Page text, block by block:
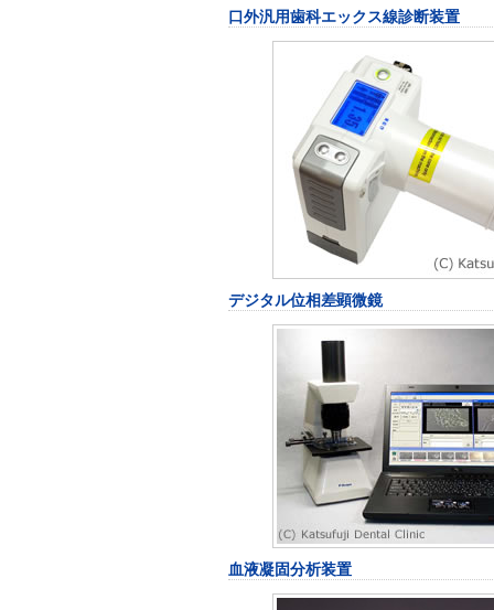
口外汎用歯科エックス線診断装置
デジタル位相差顕微鏡
血液凝固分析装置